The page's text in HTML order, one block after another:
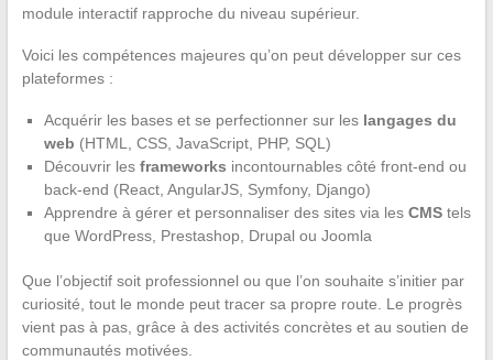
module interactif rapproche du niveau supérieur.
Voici les compétences majeures qu’on peut développer sur ces
plateformes :
Acquérir les bases et se perfectionner sur les langages du
web (HTML, CSS, JavaScript, PHP, SQL)
Découvrir les frameworks incontournables côté front-end ou
back-end (React, AngularJS, Symfony, Django)
Apprendre à gérer et personnaliser des sites via les CMStels
que WordPress, Prestashop, Drupal ou Joomla
Que l’objectif soit professionnel ou que l’on souhaite s’initier par
curiosité, tout le monde peut tracer sa propre route. Le progrès
vient pas à pas, grâce à des activités concrètes et au soutien de
communautés motivées.